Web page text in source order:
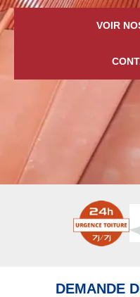
VOIR
DEMANDE